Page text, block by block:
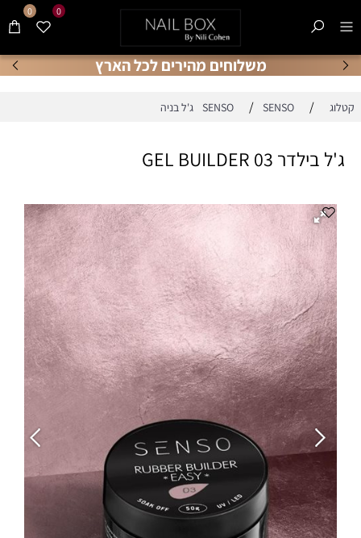
משלוחים מהירים לכל הארץ
0 0
קטלוג /
SENSO / SENSO ג'ל בניה
ג'ל בילדר 03 GEL BUILDER